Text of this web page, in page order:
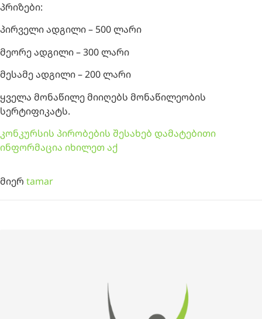
პრიზები:
პირველი ადგილი – 500 ლარი
მეორე ადგილი – 300 ლარი
მესამე ადგილი – 200 ლარი
ყველა მონაწილე მიიღებს მონაწილეობის
სერტიფიკატს.
კონკურსის პირობების შესახებ დამატებითი
ინფორმაცია იხილეთ აქ
მიერ tamar